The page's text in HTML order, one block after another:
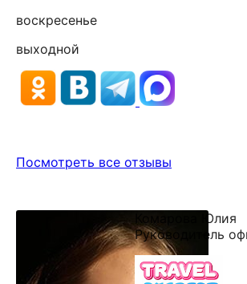
воскресенье
выходной
Посмотреть все отзывы
Комарова Юлия
Руководитель